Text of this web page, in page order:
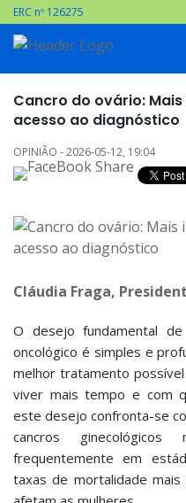
ERC nº 126275
Cancro do ovário:
acesso ao diagnóstico
OPINIÃO - 2026-05-12, 19:04
Cláudia Fraga,
O desejo fundamental
oncológico é simples e
melhor tratamento
viver mais tempo e com
este desejo confronta-se
cancros ginecológicos
frequentemente em
taxas de mortalidade